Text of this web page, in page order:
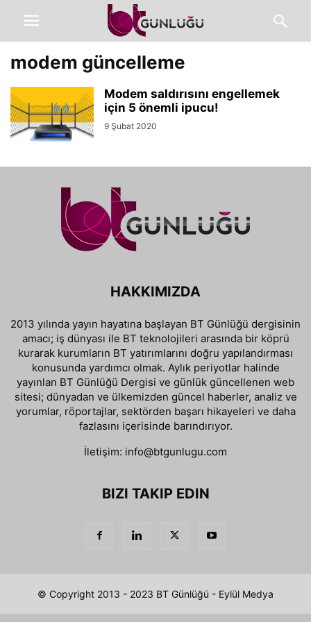
modem güncelleme
Modem saldırısını engellemek
için 5 önemli ipucu!
9 Şubat 2020
HAKKIMIZDA
2013 yılında yayın hayatına başlayan BT Günlüğü dergisinin
amacı; iş dünyası ile BT teknolojileri arasında bir köprü
kurarak kurumların BT yatırımlarını doğru yapılandırması
konusunda yardımcı olmak. Aylık periyotlar halinde
yayınlan BT Günlüğü Dergisi ve günlük güncellenen web
sitesi; dünyadan ve ülkemizden güncel haberler, analiz ve
yorumlar, röportajlar, sektörden başarı hikayeleri ve daha
fazlasını içerisinde barındırıyor.
İletişim: info@btgunlugu.com
BIZI TAKIP EDIN
© Copyright 2013 - 2023 BT Günlüğü - Eylül Medya